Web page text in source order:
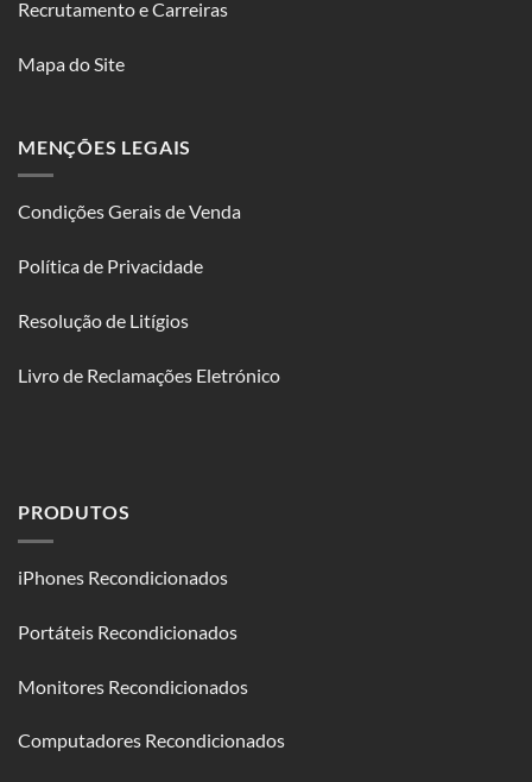
Recrutamento e Carreiras
Mapa do Site
MENÇÕES LEGAIS
Condições Gerais de Venda
Política de Privacidade
Resolução de Litígios
Livro de Reclamações Eletrónico
PRODUTOS
iPhones Recondicionados
Portáteis Recondicionados
Monitores Recondicionados
Computadores Recondicionados